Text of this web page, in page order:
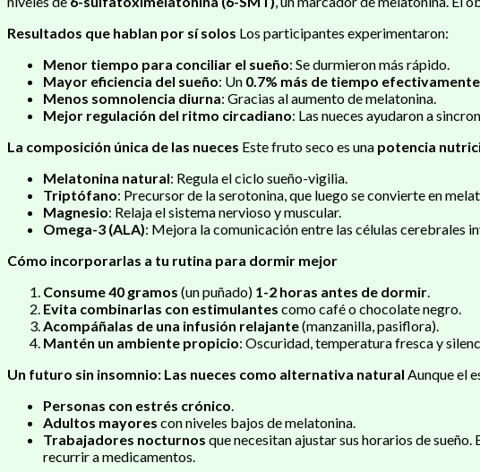
Resultados que hablan por sí solos Los participantes experimentaron:
Menor tiempo para conciliar el sueño: Se durmieron más rápido.
Mayor eficiencia del sueño: Un 0.7% más de tiempo
Menos somnolencia diurna: Gracias al aumento de melatonina.
Mejor regulación del ritmo circadiano: Las nueces ayudaron a
La composición única de las nueces Este fruto seco es una potencia
Melatonina natural: Regula el ciclo sueño-vigilia.
Triptófano: Precursor de la serotonina, que luego se convierte en
Magnesio: Relaja el sistema nervioso y muscular.
Omega-3 (ALA): Mejora la comunicación entre las células cerebrales
Cómo incorporarlas a tu rutina para dormir mejor
Consume 40 gramos (un puñado) 1-2 horas antes de dormir.
Evita combinarlas con estimulantes como café o chocolate negro.
Acompáñalas de una infusión relajante(manzanilla, pasiflora).
Mantén un ambiente propicio: Oscuridad, temperatura fresca y
Un futuro sin insomnio: Las nueces como alternativa natural Aunque el
Personas con estrés crónico.
Adultos mayores con niveles bajos de melatonina.
Trabajadores nocturnos que necesitan ajustar sus horarios de
recurrir a medicamentos.